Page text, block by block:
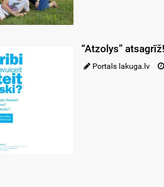
“Atzolys” atsagrīž!
Portals lakuga.lv